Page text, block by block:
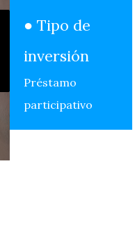
● Tipo de
inversión
Préstamo
participativo